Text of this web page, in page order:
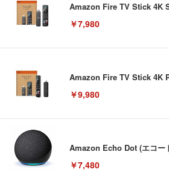
Amazon Fire TV Stick 4K
￥7,980
Amazon Fire TV Stick 4K
￥9,980
Amazon Echo Dot (エコー
￥7,480